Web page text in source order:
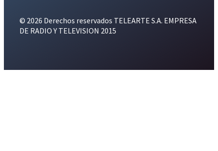
© 2026 Derechos reservados TELEARTE S.A. EMPRESA
DE RADIO Y TELEVISION 2015